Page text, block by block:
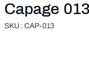
Capage 013
SKU : CAP-013